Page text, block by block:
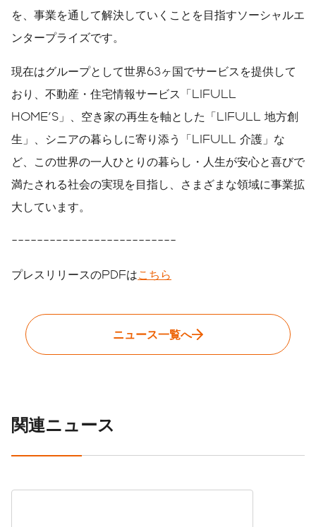
を、事業を通して解決していくことを目指すソーシャルエ
ンタープライズです。
現在はグループとして世界63ヶ国でサービスを提供して
おり、不動産・住宅情報サービス「LIFULL
HOME'S」、空き家の再生を軸とした「LIFULL 地方創
生」、シニアの暮らしに寄り添う「LIFULL 介護」な
ど、この世界の一人ひとりの暮らし・人生が安心と喜びで
満たされる社会の実現を目指し、さまざまな領域に事業拡
大しています。
--------------------------
プレスリリースのPDFはこちら
ニュース一覧へ
関連ニュース